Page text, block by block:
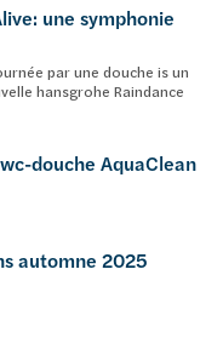
une symphonie
par une douche is un
hansgrohe Raindance
douche AquaClean
automne 2025